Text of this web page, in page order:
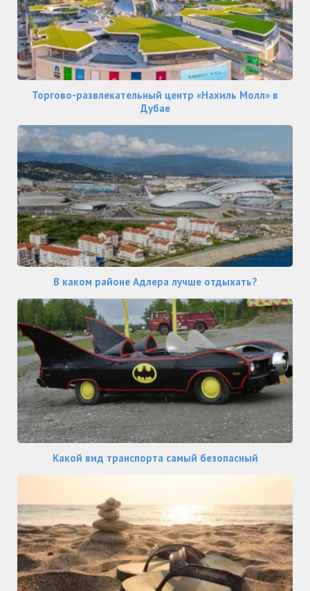
Торгово-развлекательный центр «Нахиль Молл» в
Дубае
В каком районе Адлера лучше отдыхать?
Какой вид транспорта самый безопасный